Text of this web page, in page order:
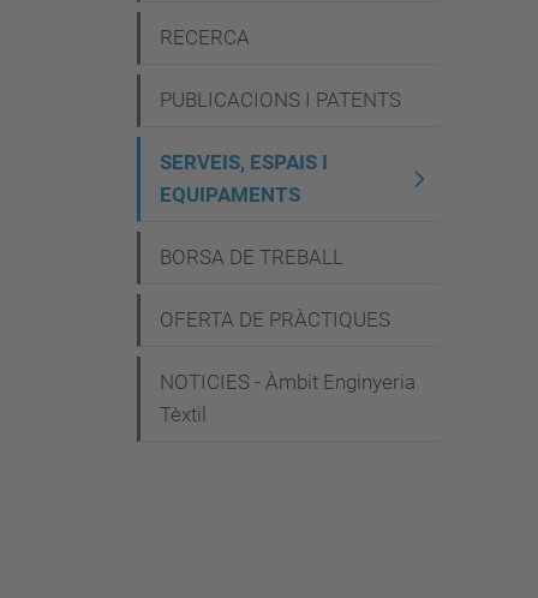
g
a
ó
RECERCA
PUBLICACIONS I PATENTS
SERVEIS, ESPAIS I
EQUIPAMENTS
BORSA DE TREBALL
OFERTA DE PRÀCTIQUES
NOTICIES - Àmbit Enginyeria
Tèxtil